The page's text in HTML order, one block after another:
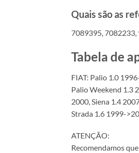
Quais são as
7089395,
Tabela de
FIAT: Palio 1.0
Palio Weekend 1.3
2000, Siena 1.4
Strada 1.6 1999-
ATENÇÃO:
Recomendamos